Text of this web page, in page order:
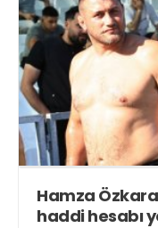
Hamza
haddi hesabı